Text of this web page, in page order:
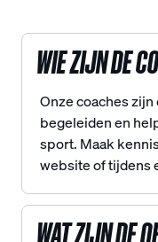
WIE ZIJN DE
Onze coaches
begeleiden en
sport. Maak
website of tijdens
WAT ZIJN DE